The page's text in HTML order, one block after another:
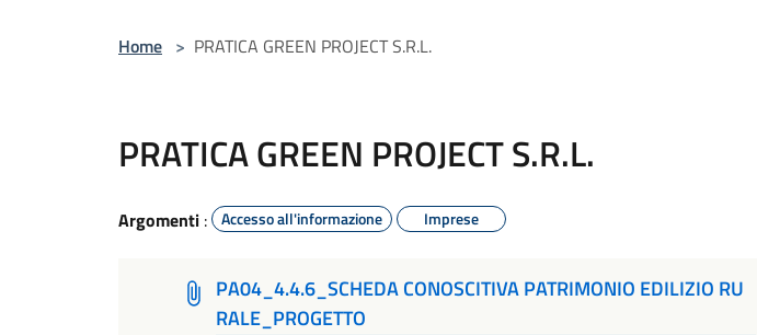
Home > PRATICA GREEN PROJECT S.R.L.
PRATICA GREEN PROJECT S.R.L.
Argomenti : Accesso all'informazione Imprese
PA04_4.4.6_SCHEDA CONOSCITIVA PATRIMONIO EDILIZIO RU
RALE_PROGETTO